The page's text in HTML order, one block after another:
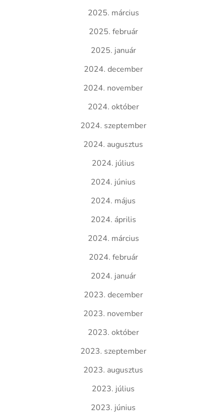
2025. március
2025. február
2025. január
2024. december
2024. november
2024. október
2024. szeptember
2024. augusztus
2024. július
2024. június
2024. május
2024. április
2024. március
2024. február
2024. január
2023. december
2023. november
2023. október
2023. szeptember
2023. augusztus
2023. július
2023. június